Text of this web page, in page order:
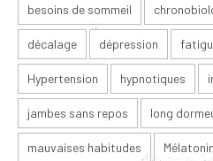
besoins de sommeil
décalage dépression
Hypertension hypnotiques
jambes sans repos long
mauvaises habitudes